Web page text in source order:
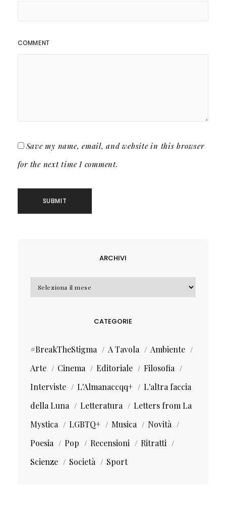
COMMENT
Save my name, email, and website in this browser
for the next time I comment.
ARCHIVI
CATEGORIE
#BreakTheStigma A Tavola
Ambiente
Arte
Cinema Editoriale
Filosofia
Interviste
L'Almanaccqq+
L'altra faccia
della Luna
Letteratura
Letters from La
Mystica
LGBTQ+ Musica
Novità
Poesia
Pop Recensioni
Ritratti
Scienze
Società Sport